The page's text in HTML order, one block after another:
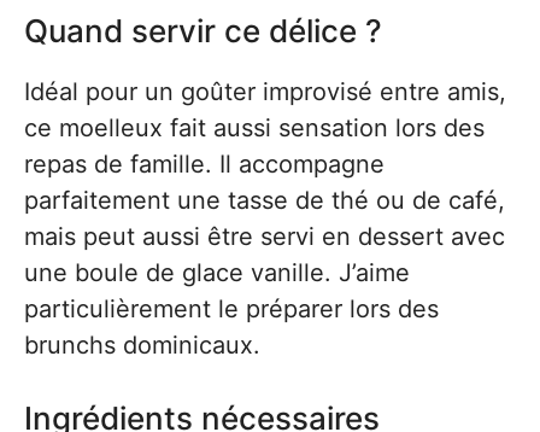
Quand servir ce délice ?
Idéal pour un goûter improvisé entre amis,
ce moelleux fait aussi sensation lors des
repas de famille. Il accompagne
parfaitement une tasse de thé ou de café,
mais peut aussi être servi en dessert avec
une boule de glace vanille. J’aime
particulièrement le préparer lors des
brunchs dominicaux.
Ingrédients nécessaires